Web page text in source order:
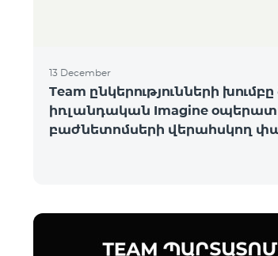
13 December
Team ընկերությունների խումբը
իռլանդական Imagine
բաժնետոմսերի վերահսկող